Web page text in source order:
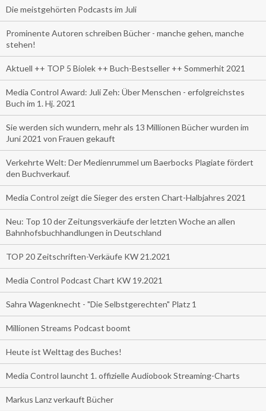
Die meistgehörten Podcasts im Juli
Prominente Autoren schreiben Bücher - manche gehen, manche
stehen!
Aktuell ++ TOP 5 Biolek ++ Buch-Bestseller ++ Sommerhit 2021
Media Control Award: Juli Zeh: Über Menschen - erfolgreichstes
Buch im 1. Hj. 2021
Sie werden sich wundern, mehr als 13 Millionen Bücher wurden im
Juni 2021 von Frauen gekauft
Verkehrte Welt: Der Medienrummel um Baerbocks Plagiate fördert
den Buchverkauf.
Media Control zeigt die Sieger des ersten Chart-Halbjahres 2021
Neu: Top 10 der Zeitungsverkäufe der letzten Woche an allen
Bahnhofsbuchhandlungen in Deutschland
TOP 20 Zeitschriften-Verkäufe KW 21.2021
Media Control Podcast Chart KW 19.2021
Sahra Wagenknecht - "Die Selbstgerechten" Platz 1
Millionen Streams Podcast boomt
Heute ist Welttag des Buches!
Media Control launcht 1. offizielle Audiobook Streaming-Charts
Markus Lanz verkauft Bücher